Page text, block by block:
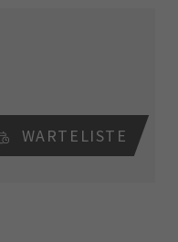
WARTELISTE